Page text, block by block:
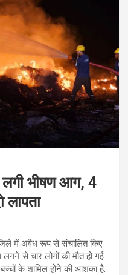
भीषण आग, 4
लापता
में अवैध रूप से संचालित किए
से चार लोगों की मौत हो गई
के शामिल होने की आशंका है.